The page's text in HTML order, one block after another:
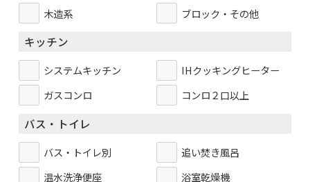
木造系
ブロック・その他
キッチン
システムキッチン
IHクッキングヒーター
ガスコンロ
コンロ２口以上
バス・トイレ
バス・トイレ別
追い焚き風呂
温水洗浄便座
浴室乾燥機